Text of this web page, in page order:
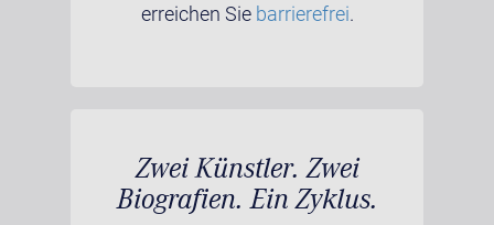
erreichen Sie barrierefrei.
Zwei Künstler. Zwei
Biografien. Ein Zyklus.